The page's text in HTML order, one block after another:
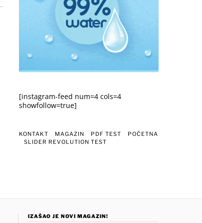
[instagram-feed num=4 cols=4
showfollow=true]
KONTAKT MAGAZIN PDF TEST
POČETNA
SLIDER REVOLUTION TEST
IZAŠAO JE NOVI MAGAZIN!